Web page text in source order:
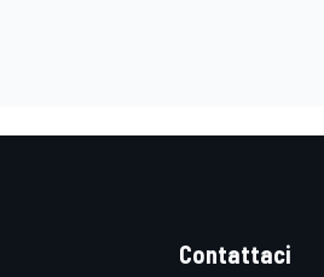
Contattaci